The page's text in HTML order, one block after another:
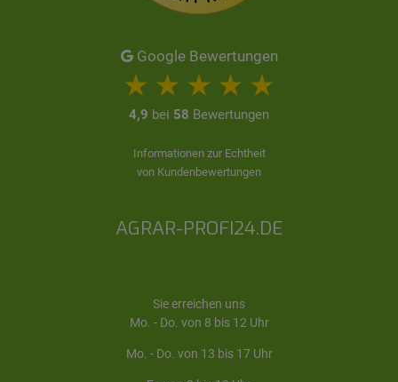
Google Bewertungen
4,9 bei 58 Bewertungen
Informationen zur Echtheit
von Kundenbewertungen
AGRAR-PROFI24.DE
Sie erreichen uns
Mo. - Do. von 8 bis 12 Uhr
Mo. - Do. von 13 bis 17 Uhr